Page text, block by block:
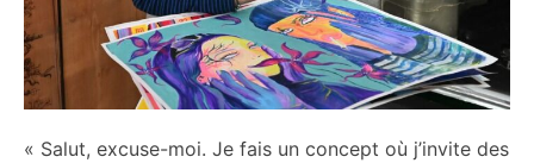
« Salut, excuse-moi. Je fais un concept où j’invite des